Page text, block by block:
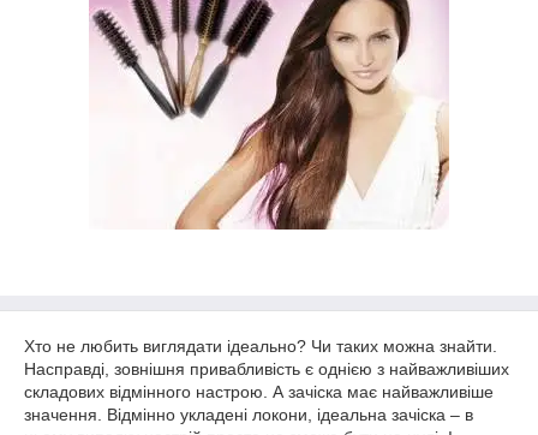
Хто не любить виглядати ідеально? Чи таких можна знайти.
Насправді, зовнішня привабливість є однією з найважливіших
складових відмінного настрою. А зачіска має найважливіше
значення. Відмінно укладені локони, ідеальна зачіска – в